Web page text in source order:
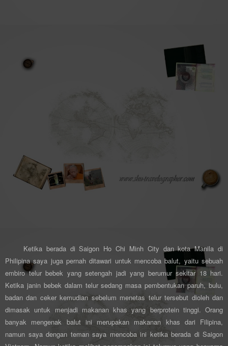
Ketika berada di Saigon Ho Chi Minh City dan kota Manila di
Philipina saya juga pernah ditawari untuk mencoba balut, yaitu sebuah
embiro telur bebek yang setengah jadi yang berumur sekitar 18 hari.
Ketika janin bebek dalam telur sedang masa pembentukan paruh, bulu,
badan dan ceker kemudian sebelum menetas telur tersebut dioleh dan
dimasak untuk menjadi makanan khas yang berprotein tinggi. Orang
banyak mengenak balut ini merupakan makanan khas dari Filipina,
namun saya dengan teman saya mencoba ini ketika berada di Saigon